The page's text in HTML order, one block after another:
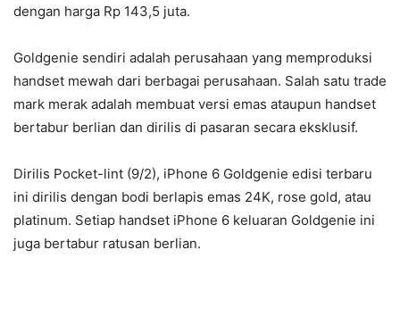
dengan harga Rp 143,5 juta.
Goldgenie sendiri adalah perusahaan yang memproduksi
handset mewah dari berbagai perusahaan. Salah satu trade
mark merak adalah membuat versi emas ataupun handset
bertabur berlian dan dirilis di pasaran secara eksklusif.
Dirilis Pocket-lint (9/2), iPhone 6 Goldgenie edisi terbaru
ini dirilis dengan bodi berlapis emas 24K, rose gold, atau
platinum. Setiap handset iPhone 6 keluaran Goldgenie ini
juga bertabur ratusan berlian.